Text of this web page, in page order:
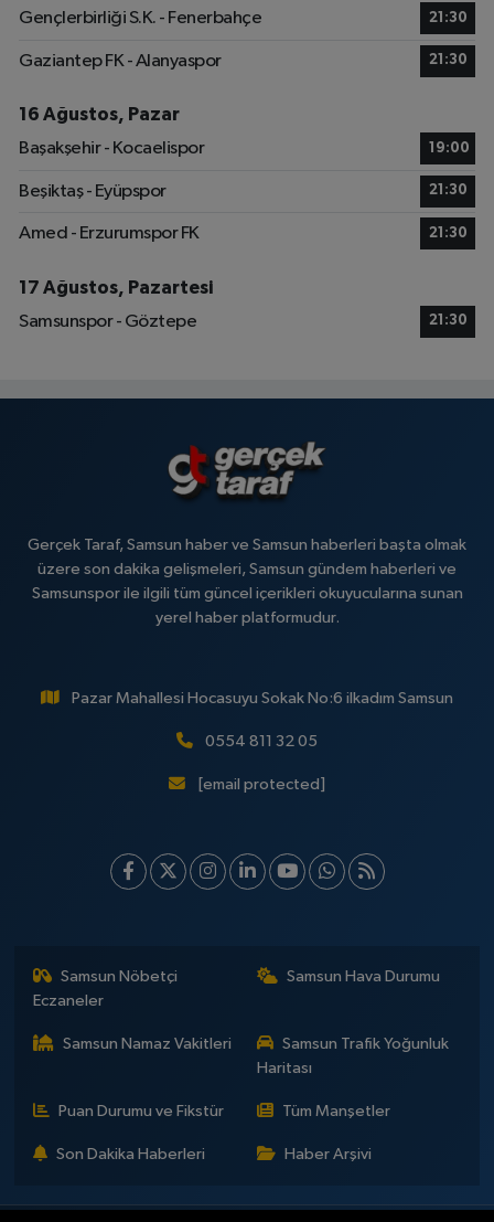
Gençlerbirliği S.K. - Fenerbahçe 21:30
Gaziantep FK - Alanyaspor 21:30
16 Ağustos, Pazar
Başakşehir - Kocaelispor
19:00
Beşiktaş - Eyüpspor 21:30
Amed - Erzurumspor FK 21:30
17 Ağustos, Pazartesi
Samsunspor - Göztepe
21:30
Gerçek Taraf, Samsun haber ve Samsun haberleri başta olmak
üzere son dakika gelişmeleri, Samsun gündem haberleri ve
Samsunspor ile ilgili tüm güncel içerikleri okuyucularına sunan
yerel haber platformudur.
Pazar Mahallesi Hocasuyu Sokak No:6 ilkadım Samsun
0554 811 32 05
[email protected]
Samsun Nöbetçi
Eczaneler
Samsun Hava Durumu
Samsun Namaz Vakitleri
Samsun Trafik Yoğunluk
Haritası
Puan Durumu ve Fikstür Tüm Manşetler
Son Dakika Haberleri Haber Arşivi